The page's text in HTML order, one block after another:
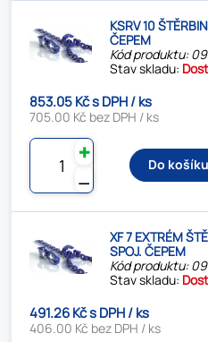
KSRV 10
ČEPEM
Kód produktu:
Stav skladu:
853.05 Kč s DPH / ks
705.00 Kč bez DPH / ks
⚊
✚
Do košíku
XF 7 EXTRÉM
SPOJ. ČEPEM
Kód produktu:
Stav skladu:
491.26 Kč s DPH / ks
406.00 Kč bez DPH / ks